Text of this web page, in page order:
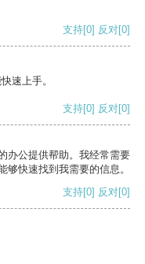
支持[0] 反对[0]
速上手。
支持[0] 反对[0]
办公提供帮助。我经常需要
快速找到我需要的信息。
支持[0] 反对[0]